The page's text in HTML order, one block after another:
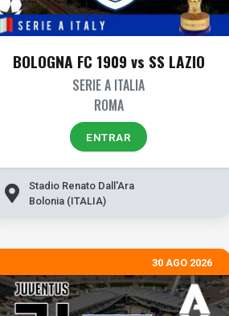
BOLOGNA FC 1909 vs SS LAZIO
SERIE A ITALIA
ROMA
ENTRAR
Stadio Renato Dall'Ara
Bolonia (ITALIA)
30 AGO 2026